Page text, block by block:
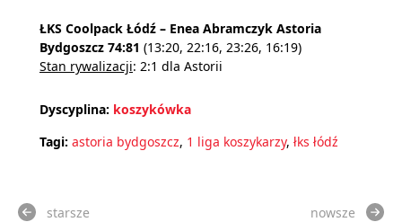
ŁKS Coolpack Łódź – Enea Abramczyk Astoria
Bydgoszcz 74:81 (13:20, 22:16, 23:26, 16:19)
Stan rywalizacji: 2:1 dla Astorii
Dyscyplina: koszykówka
Tagi: astoria bydgoszcz, 1 liga koszykarzy, łks łódź
starsze nowsze